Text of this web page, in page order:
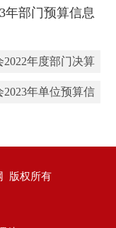
年部门预算信息
年度部门决算
年单位预算信
版权所有